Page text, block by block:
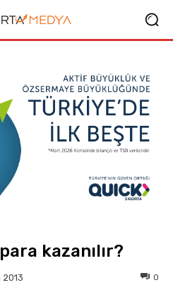
kazanılır?
2013 0